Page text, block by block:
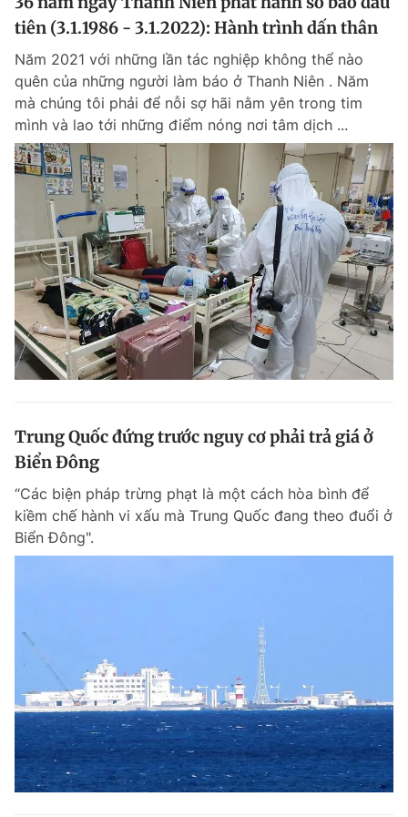
Phó tổng biên tập thường trực: Hải Thành
Phó tổng biên tập: Lâm Hiếu Dũng
Phó tổng biên tập: Trần Việt Hưng
Tổng thư ký tòa soạn: Đức Trung
Giấy phép xuất bản số 110/GP - BTTTT cấp ngày 24.3.2020
© 2003-2026 Bản quyền thuộc về Báo Thanh Niên. Cấm sao chép
dưới mọi hình thức nếu không có sự chấp thuận bằng văn bản.
Phát triển bởi ePi Technologies, JSC.
tiên (3.1.1986 - 3.1.2022): Hành trình dấn thân
Năm 2021 với những lần tác nghiệp không thể nào
quên của những người làm báo ở Thanh Niên . Năm
mà chúng tôi phải để nỗi sợ hãi nằm yên trong tim
mình và lao tới những điểm nóng nơi tâm dịch ...
Trung Quốc đứng trước nguy cơ phải trả giá ở
Biển Đông
“Các biện pháp trừng phạt là một cách hòa bình để
kiềm chế hành vi xấu mà Trung Quốc đang theo đuổi ở
Biển Đông".